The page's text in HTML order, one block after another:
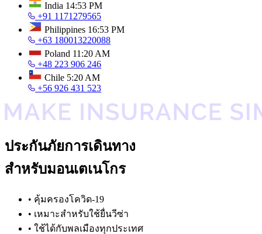
India 14:53 PM
+91 1171279565
Philippines 16:53 PM
+63 180013220088
Poland 11:20 AM
+48 223 906 246
Chile 5:20 AM
+56 926 431 523
ประกันภัยการเดินทาง
สำหรับมอนเตเนโกร
• คุ้มครองโควิด-19
• เหมาะสำหรับใช้ยื่นวีซ่า
• ใช้ได้กับพลเมืองทุกประเทศ